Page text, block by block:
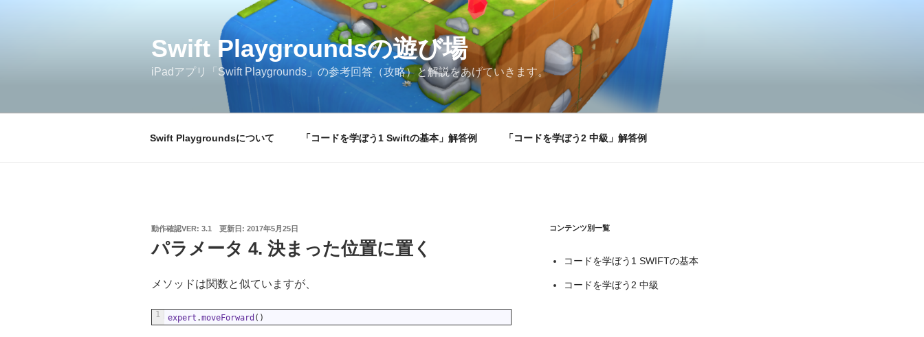
Swift Playgroundsの遊び場
iPadアプリ「Swift Playgrounds」の参考回答（攻略）と解説をあげていきます。
Swift Playgroundsについて 「コードを学ぼう1 Swiftの基本」解答例 「コードを学ぼう2 中級」解答例
動作確認VER: 3.1 更新日: 投
日:
2017年5月25日
パラメータ 4. 決まった位置に置く
メソッドは関数と似ていますが、
1 expert .moveForward ( )
コンテンツ別一覧
コードを学ぼう1 SWIFTの基本
コードを学ぼう2 中級